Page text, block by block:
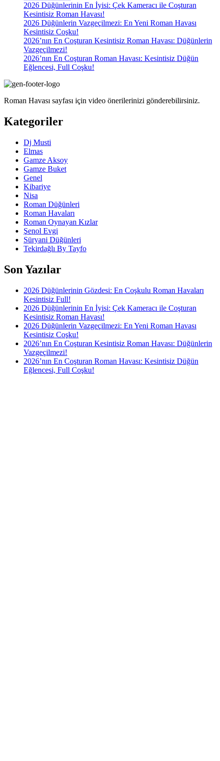
2026 Düğünlerinin En İyisi: Çek Kameracı ile Coşturan
Kesintisiz Roman Havası!
2026 Düğünlerin Vazgeçilmezi: En Yeni Roman Havası
Kesintisiz Coşku!
2026’nın En Coşturan Kesintisiz Roman Havası: Düğünlerin
Vazgeçilmezi!
2026’nın En Coşturan Roman Havası: Kesintisiz Düğün
Eğlencesi, Full Coşku!
Roman Havası sayfası için video önerilerinizi gönderebilirsiniz.
Kategoriler
Dj Musti
Elmas
Gamze Aksoy
Gamze Buket
Genel
Kibariye
Nisa
Roman Düğünleri
Roman Havaları
Roman Oynayan Kızlar
Şenol Evgi
Süryani Düğünleri
Tekirdağlı By Tayfo
Son Yazılar
2026 Düğünlerinin Gözdesi: En Coşkulu Roman Havaları
Kesintisiz Full!
2026 Düğünlerinin En İyisi: Çek Kameracı ile Coşturan
Kesintisiz Roman Havası!
2026 Düğünlerin Vazgeçilmezi: En Yeni Roman Havası
Kesintisiz Coşku!
2026’nın En Coşturan Kesintisiz Roman Havası: Düğünlerin
Vazgeçilmezi!
2026’nın En Coşturan Roman Havası: Kesintisiz Düğün
Eğlencesi, Full Coşku!